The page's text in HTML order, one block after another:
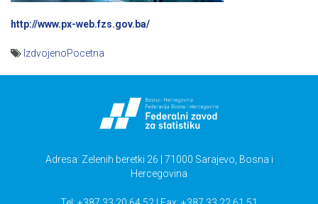
http://www.px-web.fzs.gov.ba/
IzdvojenoPocetna
Adresa: Zelenih beretki 26 | 71000 Sarajevo, Bosna i
Hercegovina